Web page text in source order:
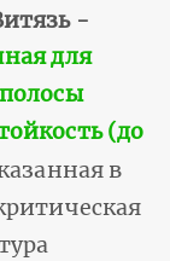
-
для
(до
в